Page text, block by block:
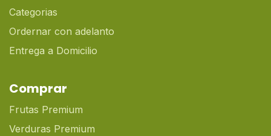
Categorias
Ordernar con adelanto
Entrega a Domicilio
Comprar
Frutas Premium
Verduras Premium